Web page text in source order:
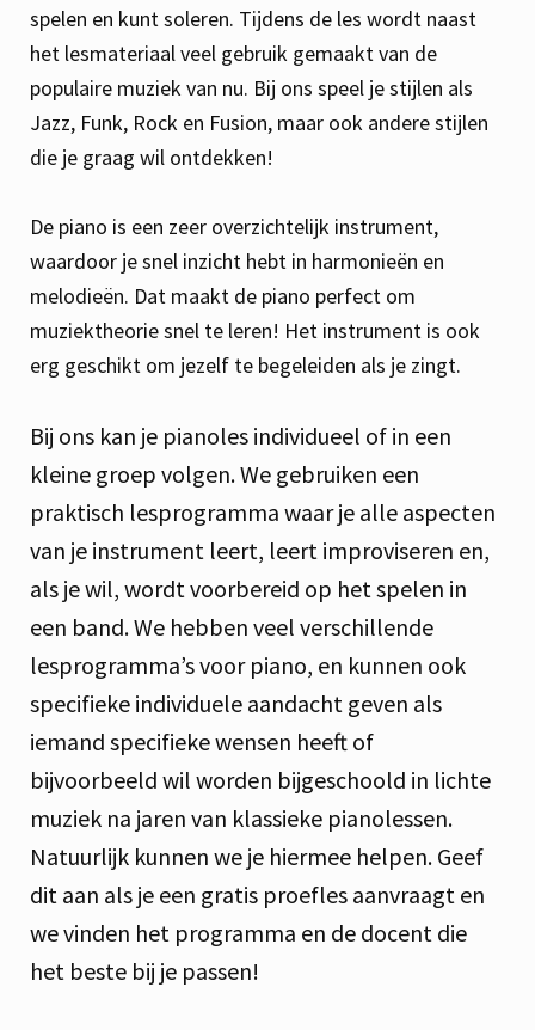
spelen en kunt soleren. Tijdens de les wordt naast
het lesmateriaal veel gebruik gemaakt van de
populaire muziek van nu. Bij ons speel je stijlen als
Jazz, Funk, Rock en Fusion, maar ook andere stijlen
die je graag wil ontdekken!
De piano is een zeer overzichtelijk instrument,
waardoor je snel inzicht hebt in harmonieën en
melodieën. Dat maakt de piano perfect om
muziektheorie snel te leren! Het instrument is ook
erg geschikt om jezelf te begeleiden als je zingt.
Bij ons kan je pianoles individueel of in een
kleine groep volgen. We gebruiken een
praktisch lesprogramma waar je alle aspecten
van je instrument leert, leert improviseren en,
als je wil, wordt voorbereid op het spelen in
een band. We hebben veel verschillende
lesprogramma’s voor piano, en kunnen ook
specifieke individuele aandacht geven als
iemand specifieke wensen heeft of
bijvoorbeeld wil worden bijgeschoold in lichte
muziek na jaren van klassieke pianolessen.
Natuurlijk kunnen we je hiermee helpen. Geef
dit aan als je een gratis proefles aanvraagt en
we vinden het programma en de docent die
het beste bij je passen!